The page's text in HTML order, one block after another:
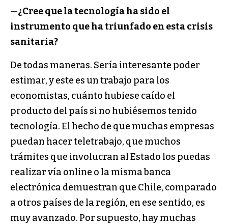
—¿Cree que la tecnología ha sido el
instrumento que ha triunfado en esta crisis
sanitaria?
De todas maneras. Sería interesante poder
estimar, y este es un trabajo para los
economistas, cuánto hubiese caído el
producto del país si no hubiésemos tenido
tecnología. El hecho de que muchas empresas
puedan hacer teletrabajo, que muchos
trámites que involucran al Estado los puedas
realizar vía online o la misma banca
electrónica demuestran que Chile, comparado
a otros países de la región, en ese sentido, es
muy avanzado. Por supuesto, hay muchas